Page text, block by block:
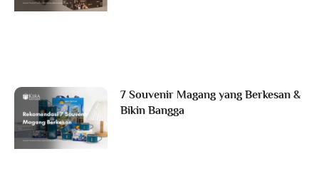
7 Souvenir Magang yang Berkesan &
Bikin Bangga